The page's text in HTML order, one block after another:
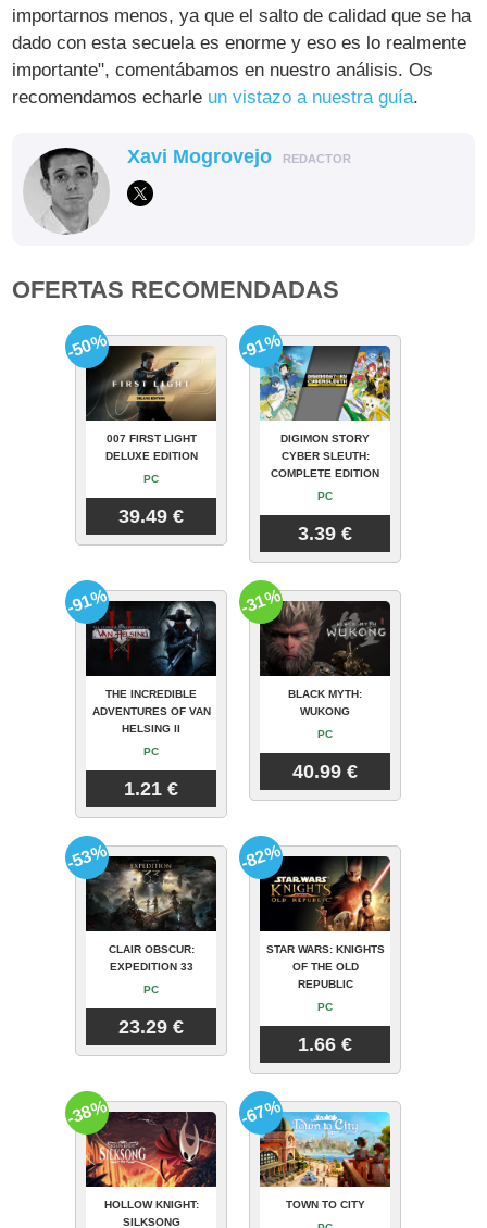
importarnos menos, ya que el salto de calidad que se ha
dado con esta secuela es enorme y eso es lo realmente
importante", comentábamos en nuestro análisis. Os
recomendamos echarle un vistazo a nuestra guía.
Xavi Mogrovejo REDACTOR
OFERTAS RECOMENDADAS
007 FIRST LIGHT
DELUXE EDITION
PC
39.49 €
-50%
DIGIMON STORY
CYBER SLEUTH:
COMPLETE EDITION
PC
3.39 €
-91%
THE INCREDIBLE
ADVENTURES OF VAN
HELSING II
PC
1.21 €
-91%
BLACK MYTH:
WUKONG
PC
40.99 €
-31%
CLAIR OBSCUR:
EXPEDITION 33
PC
23.29 €
-53%
STAR WARS: KNIGHTS
OF THE OLD
REPUBLIC
PC
1.66 €
-82%
HOLLOW KNIGHT:
SILKSONG
-38%
TOWN TO CITY
-67%